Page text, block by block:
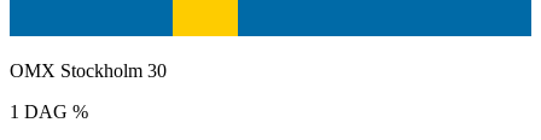
OMX Stockholm 30
1 DAG %